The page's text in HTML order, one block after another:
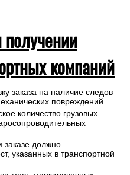
получении
компаний
заказа на наличие следов
повреждений.
количество грузовых
заказе должно
указанных в транспортной